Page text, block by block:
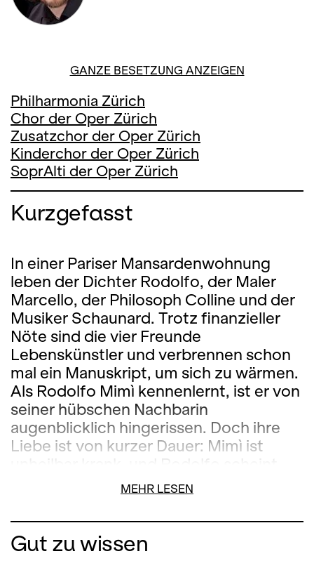
GANZE BESETZUNG ANZEIGEN
Philharmonia Zürich
Chor der Oper Zürich
Zusatzchor der Oper Zürich
Kinderchor der Oper Zürich
SoprAlti der Oper Zürich
Kurzgefasst
In einer Pariser Mansardenwohnung
leben der Dichter Rodolfo, der Maler
Marcello, der Philosoph Colline und der
Musiker Schaunard. Trotz finanzieller
Nöte sind die vier Freunde
Lebenskünstler und verbrennen schon
mal ein Manuskript, um sich zu wärmen.
Als Rodolfo Mimì kennenlernt, ist er von
seiner hübschen Nachbarin
augenblicklich hingerissen. Doch ihre
Liebe ist von kurzer Dauer: Mimì ist
kaum fähig zu sein, eine feste Bindung
einzugehen... In seiner vierten und
vielleicht populärsten Oper fächert
Giacomo Puccini eine ganze Bandbreite
der Gefühle und Stimmungen junger
MEHR LESEN
Gut zu wissen